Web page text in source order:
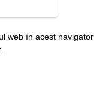
web în acest navigator